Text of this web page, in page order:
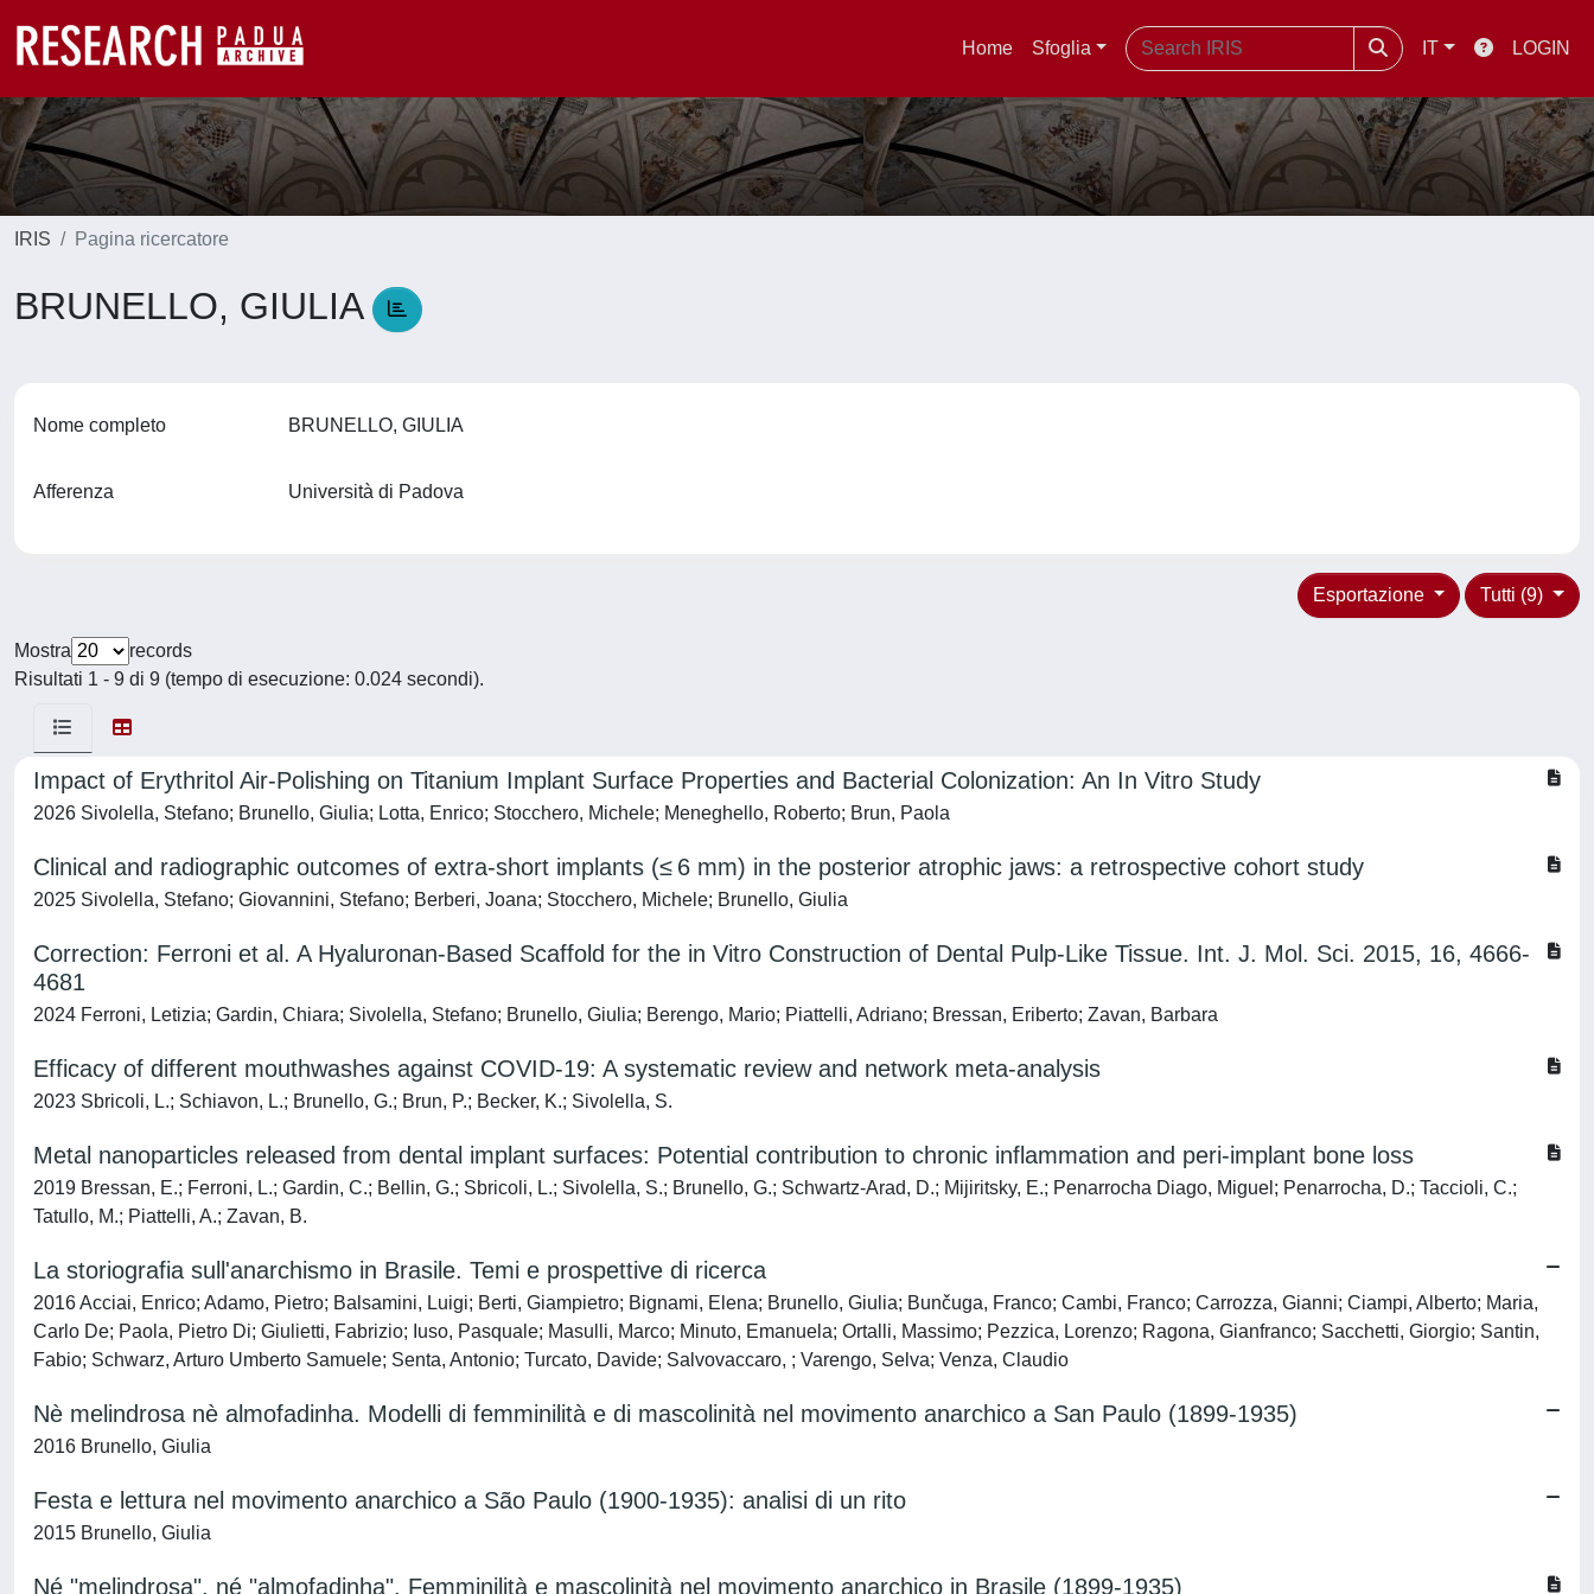
Home Sfoglia IT LOGIN
IRIS Pagina ricercatore
BRUNELLO, GIULIA
Nome completo BRUNELLO, GIULIA
Afferenza Università di Padova
Tutti (9)
Esportazione
Mostra
records
Risultati 1 - 9 di 9 (tempo di esecuzione: 0.024 secondi).
Impact of Erythritol Air-Polishing on Titanium Implant Surface Properties and Bacterial Colonization: An In Vitro Study
2026 Sivolella, Stefano; Brunello, Giulia; Lotta, Enrico; Stocchero, Michele; Meneghello, Roberto; Brun, Paola
Clinical and radiographic outcomes of extra-short implants (≤ 6 mm) in the posterior atrophic jaws: a retrospective cohort study
2025 Sivolella, Stefano; Giovannini, Stefano; Berberi, Joana; Stocchero, Michele; Brunello, Giulia
Correction: Ferroni et al. A Hyaluronan-Based Scaffold for the in Vitro Construction of Dental Pulp-Like Tissue. Int. J. Mol. Sci. 2015, 16, 4666-
4681
2024 Ferroni, Letizia; Gardin, Chiara; Sivolella, Stefano; Brunello, Giulia; Berengo, Mario; Piattelli, Adriano; Bressan, Eriberto; Zavan, Barbara
Efficacy of different mouthwashes against COVID-19: A systematic review and network meta-analysis
2023 Sbricoli, L.; Schiavon, L.; Brunello, G.; Brun, P.; Becker, K.; Sivolella, S.
Metal nanoparticles released from dental implant surfaces: Potential contribution to chronic inflammation and peri-implant bone loss
2019 Bressan, E.; Ferroni, L.; Gardin, C.; Bellin, G.; Sbricoli, L.; Sivolella, S.; Brunello, G.; Schwartz-Arad, D.; Mijiritsky, E.; Penarrocha Diago, Miguel; Penarrocha, D.; Taccioli, C.;
Tatullo, M.; Piattelli, A.; Zavan, B.
La storiografia sull'anarchismo in Brasile. Temi e prospettive di ricerca
2016 Acciai, Enrico; Adamo, Pietro; Balsamini, Luigi; Berti, Giampietro; Bignami, Elena; Brunello, Giulia; Bunčuga, Franco; Cambi, Franco; Carrozza, Gianni; Ciampi, Alberto; Maria,
Carlo De; Paola, Pietro Di; Giulietti, Fabrizio; Iuso, Pasquale; Masulli, Marco; Minuto, Emanuela; Ortalli, Massimo; Pezzica, Lorenzo; Ragona, Gianfranco; Sacchetti, Giorgio; Santin,
Fabio; Schwarz, Arturo Umberto Samuele; Senta, Antonio; Turcato, Davide; Salvovaccaro, ; Varengo, Selva; Venza, Claudio
Nè melindrosa nè almofadinha. Modelli di femminilità e di mascolinità nel movimento anarchico a San Paulo (1899-1935)
2016 Brunello, Giulia
Festa e lettura nel movimento anarchico a São Paulo (1900-1935): analisi di un rito
2015 Brunello, Giulia
Né "melindrosa", né "almofadinha". Femminilità e mascolinità nel movimento anarchico in Brasile (1899-1935)